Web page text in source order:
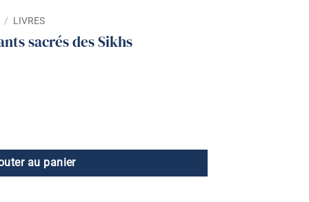
/ LIVRES
sacrés des Sikhs
sacrés des Sikhs
au panier